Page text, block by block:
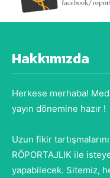
Hakkımızda
Herkese merhaba!
yayın dönemine hazır !
Uzun fikir
RÖPORTAJLIK ile
yapabilecek. Sitemiz,